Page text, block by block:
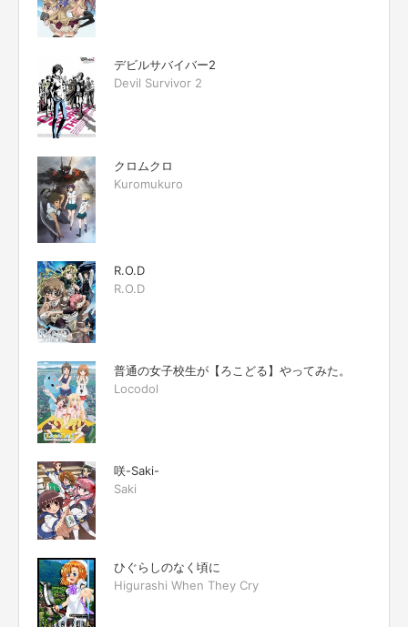
デビルサバイバー2
Devil Survivor 2
クロムクロ
Kuromukuro
R.O.D
R.O.D
普通の女子校生が【ろこどる】やってみた。
Locodol
咲-Saki-
Saki
ひぐらしのなく頃に
Higurashi When They Cry